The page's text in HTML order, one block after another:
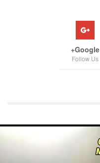
Google+
Follow Us